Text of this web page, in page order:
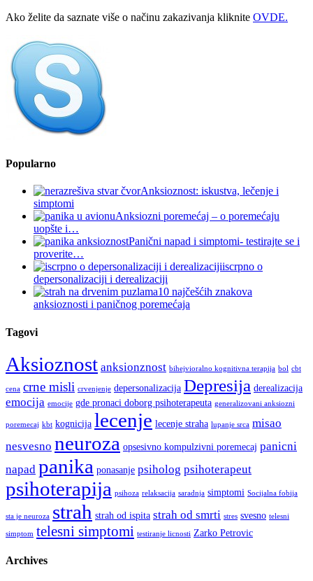
Ako želite da saznate više o načinu zakazivanja kliknite OVDE.
Popularno
Anksioznost: iskustva, lečenje i
simptomi
Anksiozni poremećaj – o poremećaju
uopšte i…
Panični napad i simptomi- testirajte se i
proverite…
iscrpno o
depersonalizaciji i derealizaciji
10 najčešćih znakova
anksioznosti i paničnog poremećaja
Tagovi
Aksioznost anksionznost bihejvioralno kognitivna terapija bol cbt
cena crne misli crvenjenje depersonalizacija Depresija derealizacija
emocija emocije gde pronaci doborg psihoterapeuta generalizovani anksiozni
poremecaj kbt kognicija lecenje lecenje straha lupanje srca misao
nesvesno neuroza opsesivno kompulzivni poremecaj panicni
napad panika ponasanje psiholog psihoterapeut
psihoterapija psihoza relaksacija saradnja simptomi Socijalna fobija
sta je neuroza strah strah od ispita strah od smrti stres svesno telesni
simptom telesni simptomi testiranje licnosti Zarko Petrovic
Archives